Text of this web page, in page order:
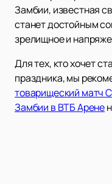
Замбии, известная
станет достойным
зрелищное и
Для тех, кто хочет
праздника, мы
товарищеский матч
Замбии в ВТБ Арене